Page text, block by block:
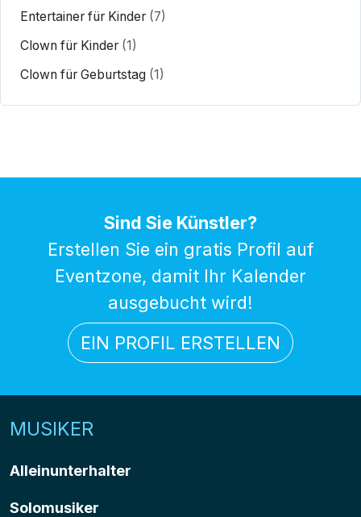
Entertainer für Kinder (7)
Clown für Kinder (1)
Clown für Geburtstag (1)
Sind Sie Künstler?
Erstellen Sie ein gratis Profil auf
Eventzone, damit Ihr Kalender
ausgebucht wird!
EIN PROFIL ERSTELLEN
MUSIKER
Alleinunterhalter
Solomusiker